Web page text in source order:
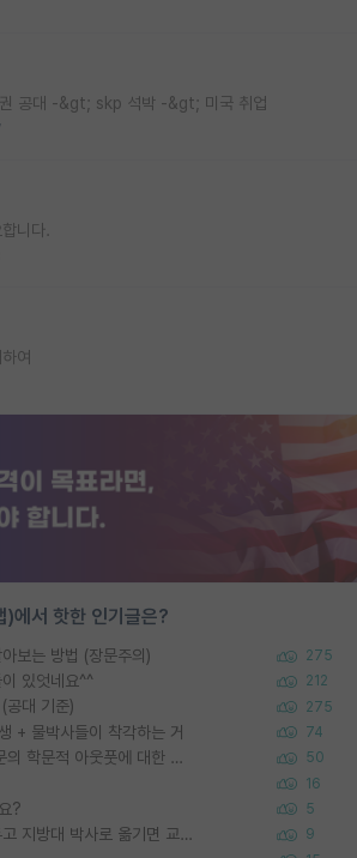
공대 -&gt; skp 석박 -&gt; 미국 취업
니다.
여
)에서 핫한 인기글은?
보는 방법 (장문주의) 275
있엇네요^^ 212
공대 기준) 275
+ 물박사들이 착각하는 거 74
포스텍 억까에 대해 (동문의 학문적 아웃풋에 대한 반박) 50
16
? 5
SSH 박사과정을 그만두고 지방대 박사로 옮기면 교수의 꿈은 끝일까요? 9